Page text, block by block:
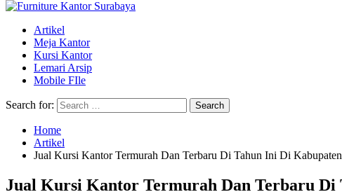
Artikel
Meja Kantor
Kursi Kantor
Lemari Arsip
Mobile FIle
Search for:
Home
Artikel
Jual Kursi Kantor Termurah Dan Terbaru Di Tahun Ini Di
Jual Kursi Kantor Termurah Dan Terbaru Di